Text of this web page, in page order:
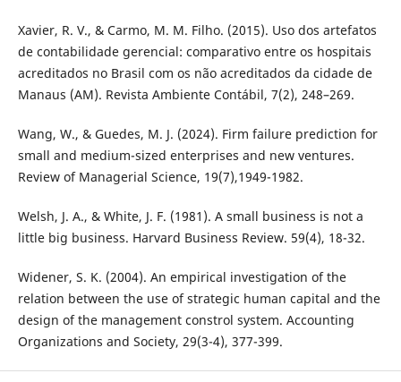
Xavier, R. V., & Carmo, M. M. Filho. (2015). Uso dos artefatos
de contabilidade gerencial: comparativo entre os hospitais
acreditados no Brasil com os não acreditados da cidade de
Manaus (AM). Revista Ambiente Contábil, 7(2), 248–269.
Wang, W., & Guedes, M. J. (2024). Firm failure prediction for
small and medium-sized enterprises and new ventures.
Review of Managerial Science, 19(7),1949-1982.
Welsh, J. A., & White, J. F. (1981). A small business is not a
little big business. Harvard Business Review. 59(4), 18-32.
Widener, S. K. (2004). An empirical investigation of the
relation between the use of strategic human capital and the
design of the management constrol system. Accounting
Organizations and Society, 29(3-4), 377-399.